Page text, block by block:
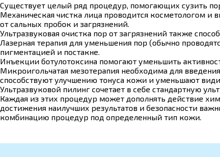
Существует целый ряд процедур, помогающих сузить
Механическая чистка лица проводится косметологом
от сальных пробок и загрязнений.
Ультразвуковая очистка пор от загрязнений также
Лазерная терапия для уменьшения пор (обычно
пигментацией и постакне.
Инъекции ботулотоксина помогают уменьшить
Микроигольчатая мезотерапия необходима для
способствуют улучшению тонуса кожи и уменьшают
Ультразвуковой пилинг сочетает в себе стандартную
Каждая из этих процедур может дополнять действие
достижения наилучших результатов и безопасности
комбинацию процедур под определенный тип кожи.